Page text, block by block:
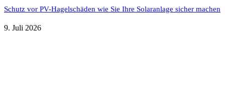
Schutz vor PV-Hagelschäden wie Sie Ihre Solaranlage sicher machen
9. Juli 2026